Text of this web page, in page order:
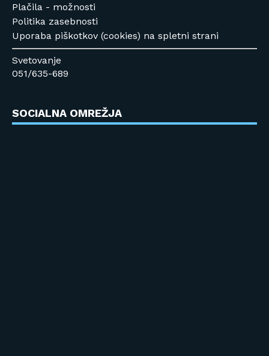
Plačila - možnosti
Politika zasebnosti
Uporaba piškotkov (cookies) na spletni strani
Svetovanje
051/635-689
SOCIALNA OMREŽJA